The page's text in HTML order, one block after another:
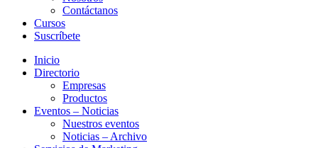
Contáctanos
Cursos
Suscríbete
Inicio
Directorio
Empresas
Productos
Eventos – Noticias
Nuestros eventos
Noticias – Archivo